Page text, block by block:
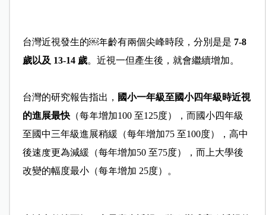
台灣近視發生的￼年齡有兩個尖峰時段，分別是是 7-8
歲以及 13-14 歲。近視一但產生後，就會繼續增加。
台灣的研究報告指出， 國小一年級至國小四年級時近視
的進展最快（每年增加100 至125度），而國小四年級
至國中三年級進展稍緩（每年增加75 至100度），高中
後速度更為減緩（每年增加50 至75度），而上大學後
改變的幅度最小（每年增加 25度）。